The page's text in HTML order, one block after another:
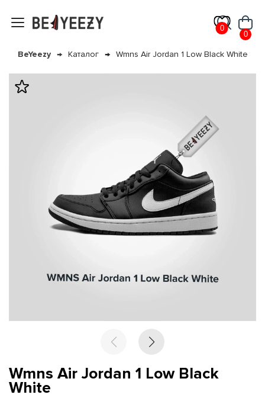
0
0
BeYeezy Каталог Wmns Air Jordan 1 Low Black White
Wmns Air Jordan 1 Low Black
White